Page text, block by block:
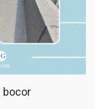
bocor